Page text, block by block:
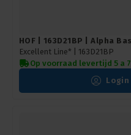
HOF | 163D21BP | Alpha
Excellent Line* | 163D21BP
Op voorraad levertijd 5 a